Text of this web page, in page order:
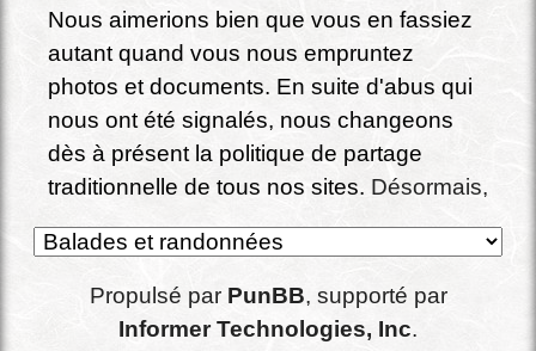
Nous aimerions bien que vous en fassiez
autant quand vous nous empruntez
photos et documents. En suite d'abus qui
nous ont été signalés, nous changeons
dès à présent la politique de partage
traditionnelle de tous nos sites. Désormais,
tous nos écrits, documents, photos et
conception de site sont partagés sous la
licence Creative commons :
Propulsé par PunBB, supporté par
Informer Technologies, Inc.